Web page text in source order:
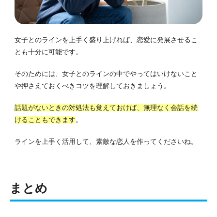
女子とのラインを上手く盛り上げれば、恋愛に発展させるこ
とも十分に可能です。
そのためには、女子とのラインの中でやってはいけないこと
や押さえておくべきコツを理解しておきましょう。
話題がないときの対処法も覚えておけば、無理なく会話を続
けることもできます。
ラインを上手く活用して、素敵な恋人を作ってくださいね。
まとめ